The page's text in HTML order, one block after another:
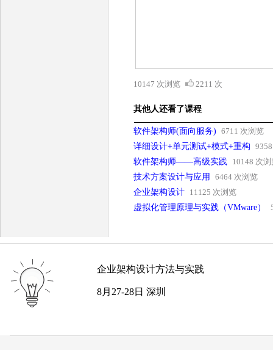
10147 次浏览 2211 次
其他人还看了课程
软件架构师(面向服务)
6711 次浏览
详细设计+单元测试+模式+重构
软件架构师——高级实践 10148 次
技术方案设计与应用
6464 次浏览
企业架构设计 11125 次浏览
虚拟化管理原理与实践（VMware）